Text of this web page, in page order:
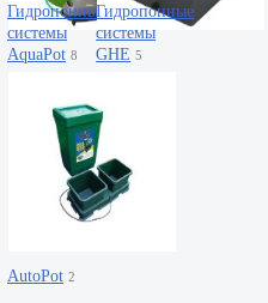
Гидропонные
системы
AquaPot 8
Гидропонные
системы
GHE 5
AutoPot 2